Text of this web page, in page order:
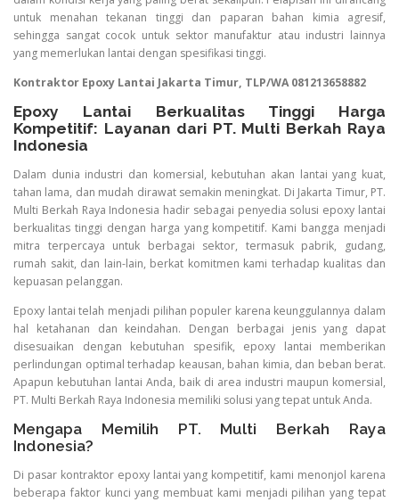
untuk menahan tekanan tinggi dan paparan bahan kimia agresif,
sehingga sangat cocok untuk sektor manufaktur atau industri lainnya
yang memerlukan lantai dengan spesifikasi tinggi.
Kontraktor Epoxy Lantai Jakarta Timur, TLP/WA 081213658882
Epoxy Lantai Berkualitas Tinggi Harga
Kompetitif: Layanan dari PT. Multi Berkah Raya
Indonesia
Dalam dunia industri dan komersial, kebutuhan akan lantai yang kuat,
tahan lama, dan mudah dirawat semakin meningkat. Di Jakarta Timur, PT.
Multi Berkah Raya Indonesia hadir sebagai penyedia solusi epoxy lantai
berkualitas tinggi dengan harga yang kompetitif. Kami bangga menjadi
mitra terpercaya untuk berbagai sektor, termasuk pabrik, gudang,
rumah sakit, dan lain-lain, berkat komitmen kami terhadap kualitas dan
kepuasan pelanggan.
Epoxy lantai telah menjadi pilihan populer karena keunggulannya dalam
hal ketahanan dan keindahan. Dengan berbagai jenis yang dapat
disesuaikan dengan kebutuhan spesifik, epoxy lantai memberikan
perlindungan optimal terhadap keausan, bahan kimia, dan beban berat.
Apapun kebutuhan lantai Anda, baik di area industri maupun komersial,
PT. Multi Berkah Raya Indonesia memiliki solusi yang tepat untuk Anda.
Mengapa Memilih PT. Multi Berkah Raya
Indonesia?
Di pasar kontraktor epoxy lantai yang kompetitif, kami menonjol karena
beberapa faktor kunci yang membuat kami menjadi pilihan yang tepat